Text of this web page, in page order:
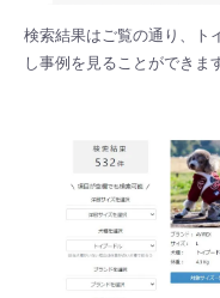
検索結果はご覧の通り、ト
し事例を見ることができま